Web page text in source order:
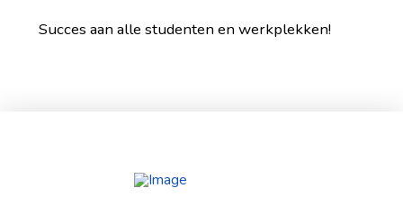
Succes aan alle studenten en werkplekken!